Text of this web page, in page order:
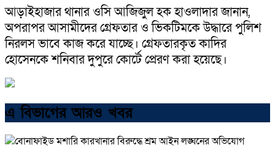
আড়াইহাজার থানার ওসি আজিজুল হক হাওলাদার জানান,
অপরাপর আসামীদের গ্রেফতার ও ভিকটিমকে উদ্ধারে পুলিশ
নিরলস ভাবে কাজ করে যাচ্ছে। গ্রেফতারকৃত কাদির
হোসেনকে শনিবার দুপুরে কোর্টে প্রেরণ করা হয়েছে।
এ বিভাগের আরও খবর